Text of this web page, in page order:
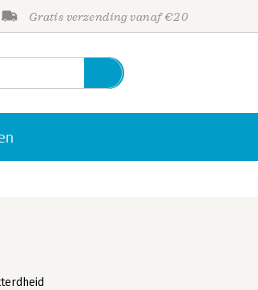
Gratis verzending vanaf €20
Personen